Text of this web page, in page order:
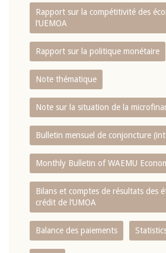
Rapport sur la compétitivité des
l‘UEMOA
Rapport sur la politique monétaire
Note thématique
Note sur la situation de la
Bulletin mensuel de conjoncture
Monthly Bulletin of WAEMU
Bilans et comptes de résultats des
crédit de l‘UMOA
Balance des paiements